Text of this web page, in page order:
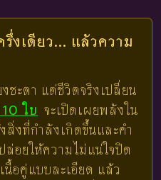
งเดียว... แล้วความ
ชะตา แต่ชีวิตจริงเปลี่ยน
ใบ จะเปิดเผยพลังใน
สิ่งที่กำลังเกิดขึ้นและคำ
อยให้ความไม่แน่ใจปิด
อคู่แบบละเอียด แล้ว